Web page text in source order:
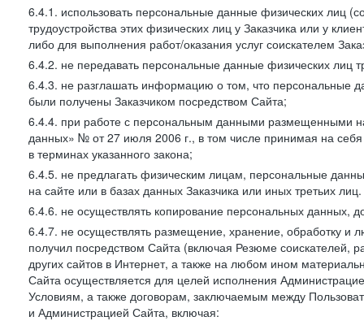
6.4.1. использовать персональные данные физических лиц
трудоустройства этих физических лиц у Заказчика или у
либо для выполнения работ/оказания услуг соискателем
6.4.2. не передавать персональные данные физических лиц
6.4.3. не разглашать информацию о том, что персональные
были получены Заказчиком посредством Сайта;
6.4.4. при работе с персональным данными размещенными
данных» № от 27 июля 2006 г., в том числе принимая на
в терминах указанного закона;
6.4.5. не предлагать физическим лицам, персональные
на сайте или в базах данных Заказчика или иных третьих лиц.
6.4.6. не осуществлять копирование персональных данных,
6.4.7. не осуществлять размещение, хранение, обработку и
получил посредством Сайта (включая Резюме
других сайтов в Интернет, а также на любом ином
Сайта осуществляется для целей исполнения
Условиям, а также договорам, заключаемым между
и Администрацией Сайта, включая: